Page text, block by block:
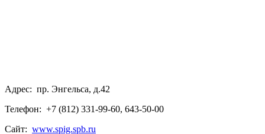
Адрес: пр. Энгельса, д.42
Телефон: +7 (812) 331-99-60, 643-50-00
Сайт: www.spig.spb.ru